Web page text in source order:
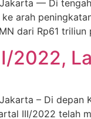
— Di
ke arah
dari Rp61
2022,
– Di depan
III/2022 telah